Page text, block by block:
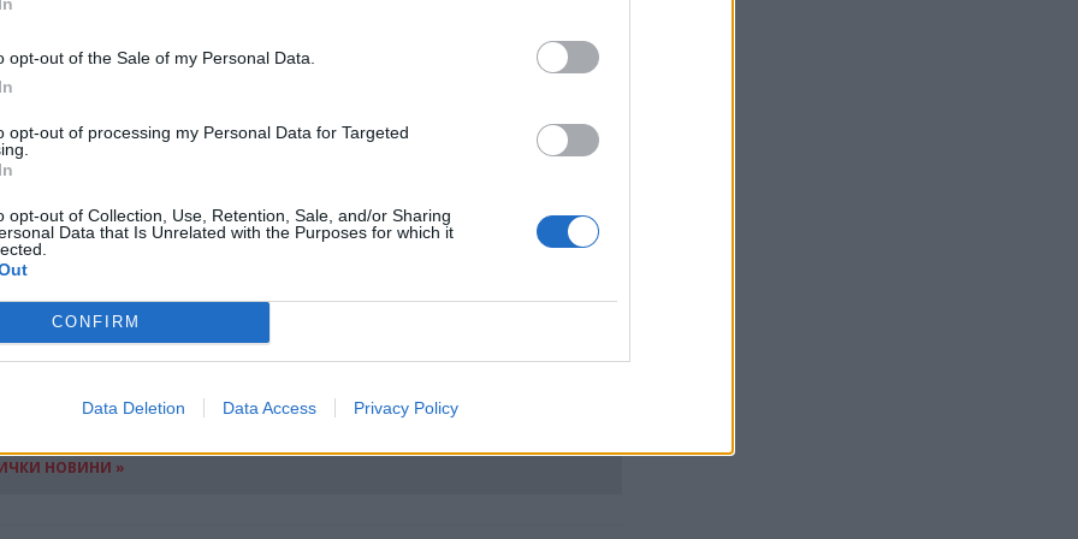
opt-out of the Sale of my Personal Data.
opt-out of processing my Personal Data for Targeted
opt-out of Collection, Use, Retention, Sale, and/or Sharing
Data that Is Unrelated with the Purposes for which it
CONFIRM
Data Deletion Data Access Privacy Policy
да свършат още много. Така например, чрез
да се спести повече от една трета от цялото
по света. Това може да стане възможно благодарение
напоителни системи и по-ефективно управление.
НОВИНИ »